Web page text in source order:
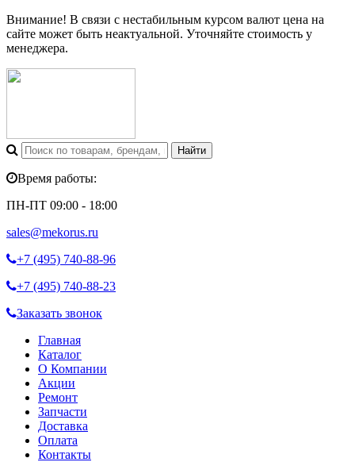
Внимание! В связи с нестабильным курсом валют цена на
сайте может быть неактуальной. Уточняйте стоимость у
менеджера.
Время работы:
ПН-ПТ 09:00 - 18:00
sales@mekorus.ru
+7 (495) 740-88-96
+7 (495) 740-88-23
Заказать звонок
Главная
Каталог
О Компании
Акции
Ремонт
Запчасти
Доставка
Оплата
Контакты